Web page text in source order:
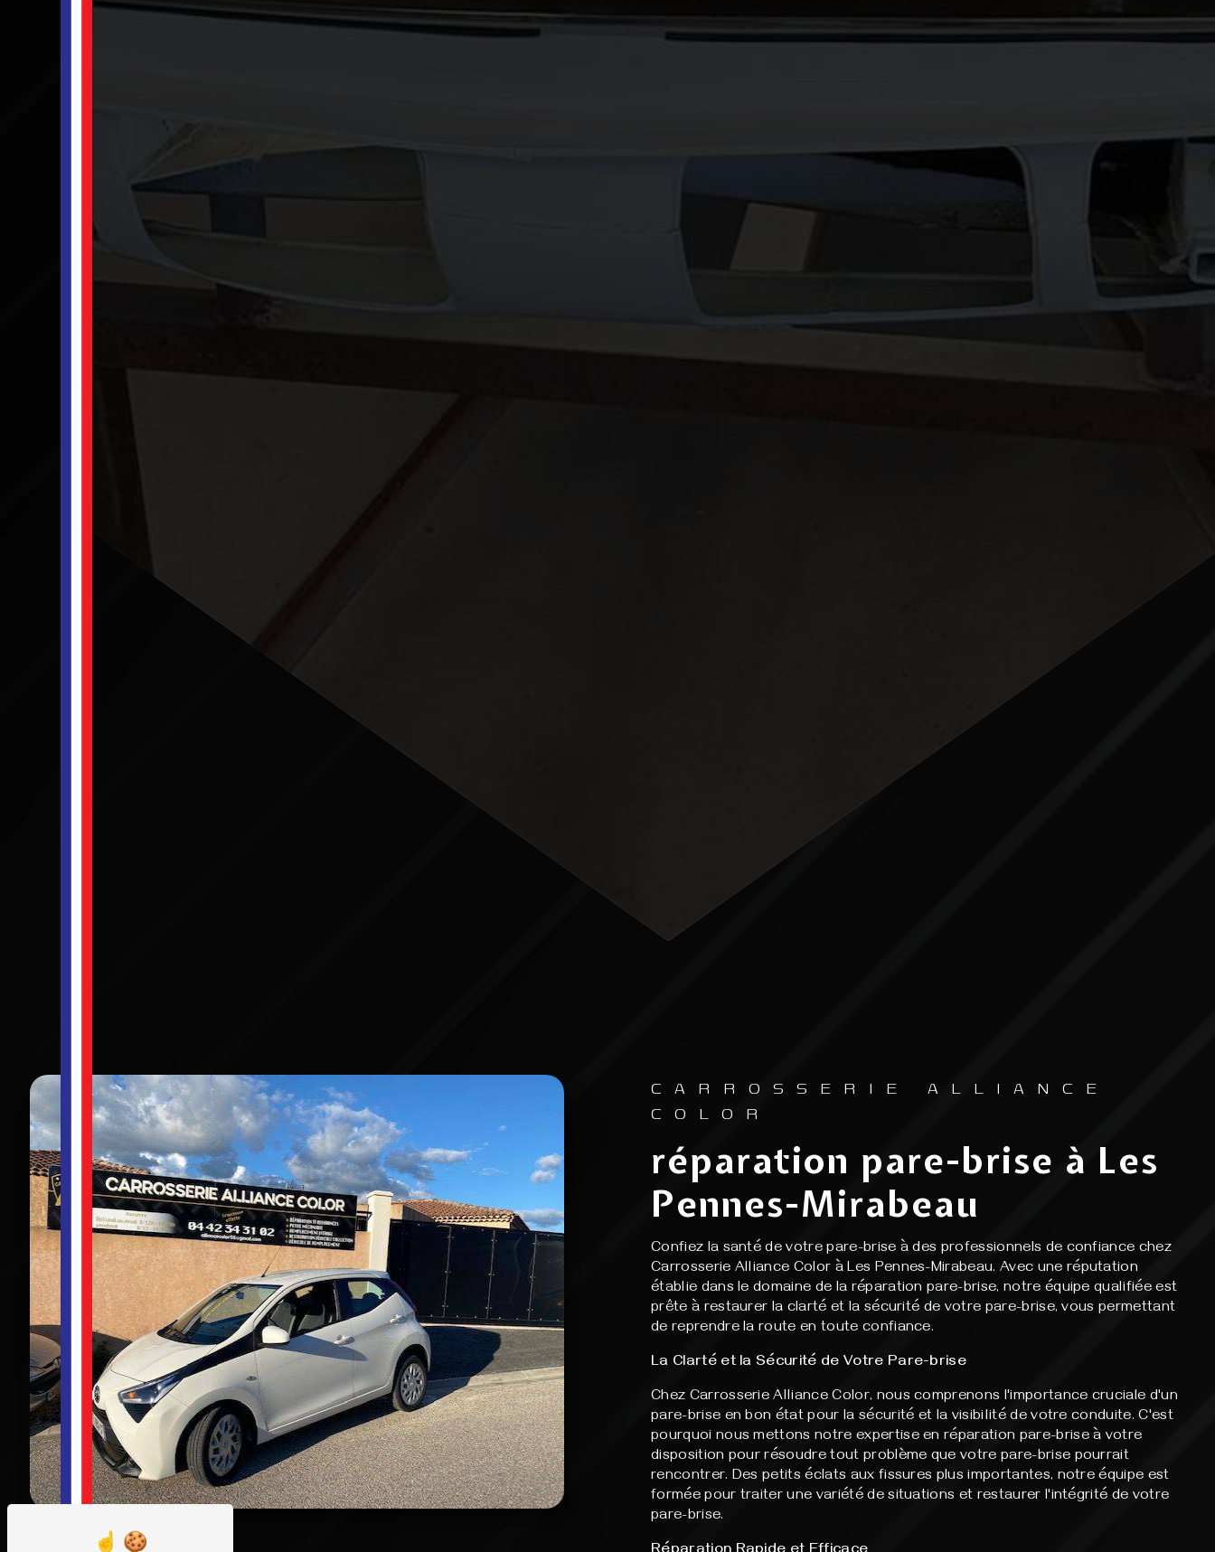
CARROSSERIE ALLIANCE
COLOR
réparation pare-brise à Les
Pennes-Mirabeau
Confiez la santé de votre pare-brise à des professionnels de confiance chez
Carrosserie Alliance Color à Les Pennes-Mirabeau. Avec une réputation
établie dans le domaine de la réparation pare-brise, notre équipe qualifiée est
prête à restaurer la clarté et la sécurité de votre pare-brise, vous permettant
de reprendre la route en toute confiance.
La Clarté et la Sécurité de Votre Pare-brise
Chez Carrosserie Alliance Color, nous comprenons l'importance cruciale d'un
pare-brise en bon état pour la sécurité et la visibilité de votre conduite. C'est
pourquoi nous mettons notre expertise en réparation pare-brise à votre
disposition pour résoudre tout problème que votre pare-brise pourrait
rencontrer. Des petits éclats aux fissures plus importantes, notre équipe est
formée pour traiter une variété de situations et restaurer l'intégrité de votre
pare-brise.